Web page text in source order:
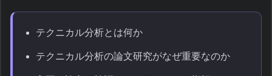
テクニカル分析とは何か
テクニカル分析の論文研究がなぜ重要なのか